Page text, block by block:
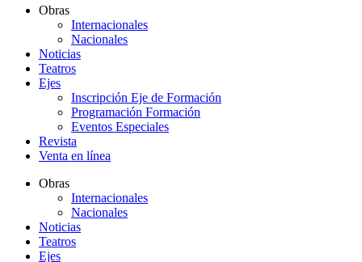
Obras
Internacionales
Nacionales
Noticias
Teatros
Ejes
Inscripción Eje de Formación
Programación Formación
Eventos Especiales
Revista
Venta en línea
Obras
Internacionales
Nacionales
Noticias
Teatros
Ejes